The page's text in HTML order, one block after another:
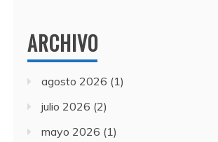
ARCHIVO
agosto 2026 (1)
julio 2026 (2)
mayo 2026 (1)